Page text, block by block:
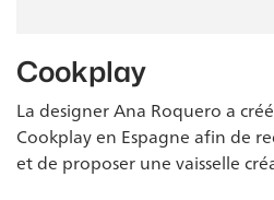
Cookplay
La designer Ana Roquero a
Cookplay en Espagne afin de
et de proposer une vaisselle